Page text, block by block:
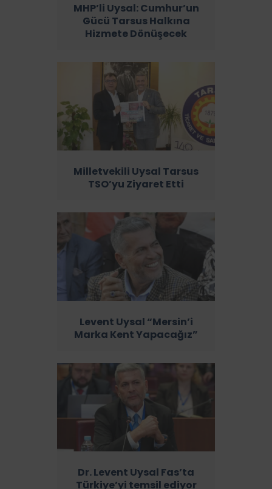
MHP’li Uysal: Cumhur’un
Gücü Tarsus Halkına
Hizmete Dönüşecek
Milletvekili Uysal Tarsus
TSO’yu Ziyaret Etti
Levent Uysal “Mersin’i
Marka Kent Yapacağız”
Dr. Levent Uysal Fas’ta
Türkiye’yi temsil ediyor